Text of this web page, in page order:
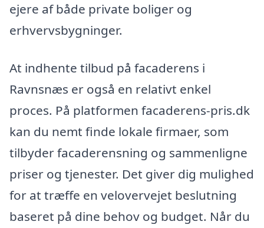
ejere af både private boliger og
erhvervsbygninger.
At indhente tilbud på facaderens i
Ravnsnæs er også en relativt enkel
proces. På platformen facaderens-pris.dk
kan du nemt finde lokale firmaer, som
tilbyder facaderensning og sammenligne
priser og tjenester. Det giver dig mulighed
for at træffe en velovervejet beslutning
baseret på dine behov og budget. Når du